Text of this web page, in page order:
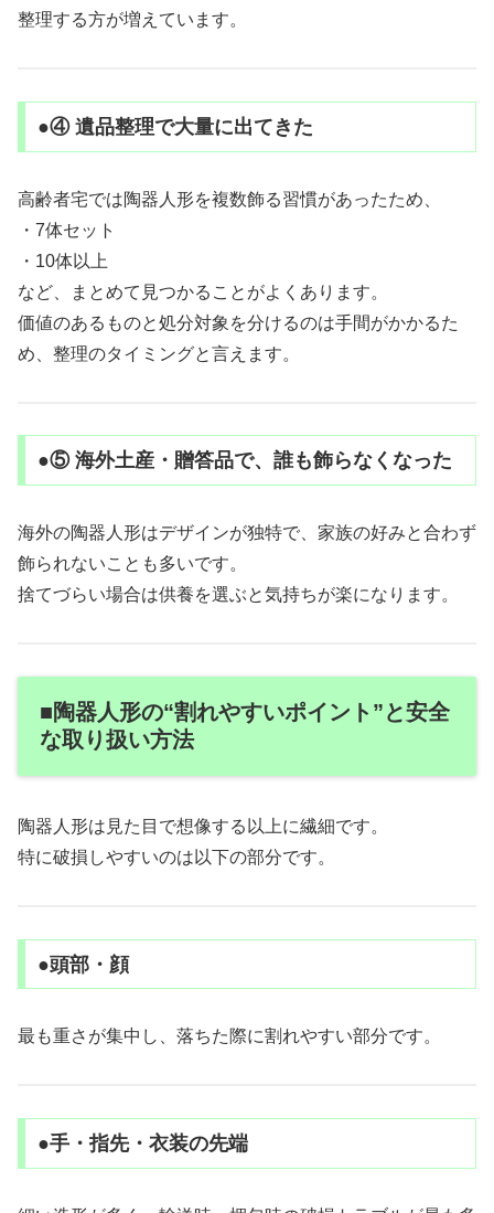
整理する方が増えています。
●④ 遺品整理で大量に出てきた
高齢者宅では陶器人形を複数飾る習慣があったため、
・7体セット
・10体以上
など、まとめて見つかることがよくあります。
価値のあるものと処分対象を分けるのは手間がかかるた
め、整理のタイミングと言えます。
●⑤ 海外土産・贈答品で、誰も飾らなくなった
海外の陶器人形はデザインが独特で、家族の好みと合わず
飾られないことも多いです。
捨てづらい場合は供養を選ぶと気持ちが楽になります。
■陶器人形の“割れやすいポイント”と安全
な取り扱い方法
陶器人形は見た目で想像する以上に繊細です。
特に破損しやすいのは以下の部分です。
●頭部・顔
最も重さが集中し、落ちた際に割れやすい部分です。
●手・指先・衣装の先端